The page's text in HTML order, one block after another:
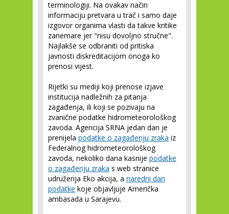
terminologiji. Na ovakav način
informaciju pretvara u trač i samo daje
izgovor organima vlasti da takve kritike
zanemare jer "nisu dovoljno stručne".
Najlakše se odbraniti od pritiska
javnosti diskreditacijom onoga ko
prenosi vijest.
Rijetki su mediji koji prenose izjave
institucija nadležnih za pitanja
zagađenja, ili koji se pozivaju na
zvanične podatke hidrometeorološkog
zavoda. Agencija SRNA jedan dan je
prenijela podatke o zagađenju zraka iz
Federalnog hidrometeorološkog
zavoda, nekoliko dana kasnije podatke
o zagađenju zraka s web stranice
udruženja Eko akcija, a naredni dan
podatke koje objavljuje Američka
ambasada u Sarajevu.